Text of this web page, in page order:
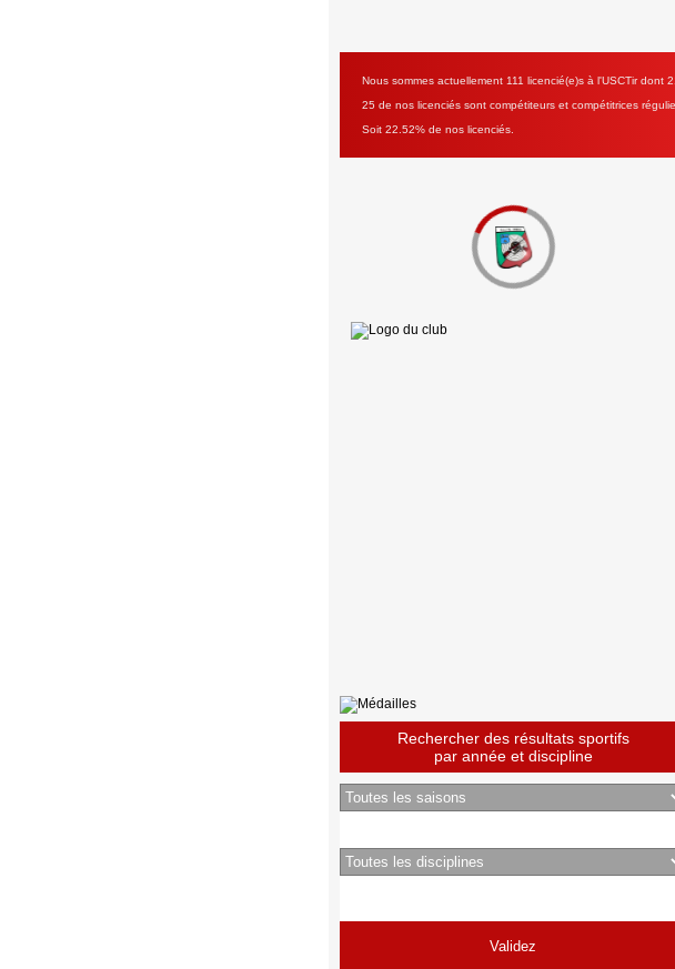
Nous sommes actuellement 111 licencié(e)s à l'USCTir dont
25 de nos licenciés sont compétiteurs et compétitrices
Soit 22.52% de nos licenciés.
Rechercher des résultats sportifs
par année et discipline